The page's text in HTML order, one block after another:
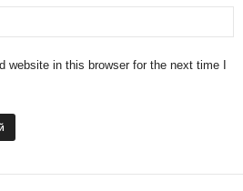
website in this browser for the next time I